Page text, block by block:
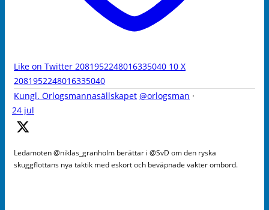
Like on Twitter 2081952248016335040 10 X
2081952248016335040
Kungl. Örlogsmannasällskapet @orlogsman ·
24 jul
Ledamoten @niklas_granholm berättar i @SvD om den ryska
skuggflottans nya taktik med eskort och beväpnade vakter ombord.